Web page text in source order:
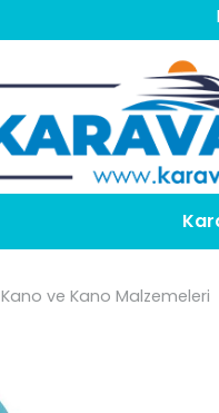
Kano ve Kano Malzemeleri